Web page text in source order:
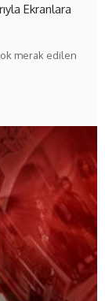
Ekranlara
merak edilen